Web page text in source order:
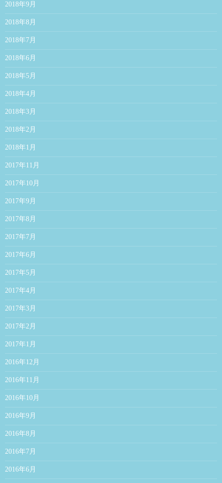
2018年9月
2018年8月
2018年7月
2018年6月
2018年5月
2018年4月
2018年3月
2018年2月
2018年1月
2017年11月
2017年10月
2017年9月
2017年8月
2017年7月
2017年6月
2017年5月
2017年4月
2017年3月
2017年2月
2017年1月
2016年12月
2016年11月
2016年10月
2016年9月
2016年8月
2016年7月
2016年6月